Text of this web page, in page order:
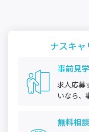
ナスキャ
事前見
求人応募
いなら、
無料相